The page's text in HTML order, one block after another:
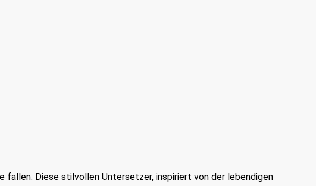
fallen. Diese stilvollen Untersetzer, inspiriert von der lebendigen